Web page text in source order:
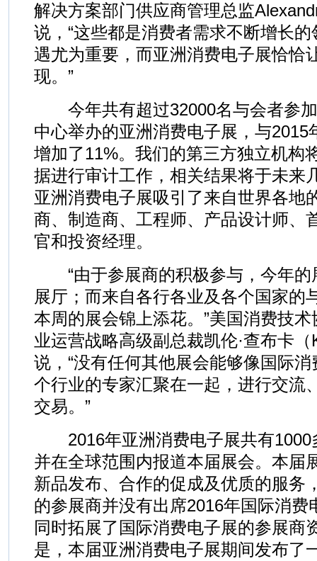
解决方案部门供应商管理总监
说，“这些都是消费者需求不断增长
遇尤为重要，而亚洲消费电子展恰恰
现。”
今年共有超过32000名与会者参加
中心举办的亚洲消费电子展，与2015
增加了11%。我们的第三方独立机构
据进行审计工作，相关结果将于未来
亚洲消费电子展吸引了来自世界各地
商、制造商、工程师、产品设计师、
官和投资经理。
“由于参展商的积极参与，今年的
展厅；而来自各行各业及各个国家的
本周的展会锦上添花。”美国消费技
业运营战略高级副总裁凯伦·查布卡
说，“没有任何其他展会能够像国际
个行业的专家汇聚在一起，进行交流
交易。”
2016年亚洲消费电子展共有1000
并在全球范围内报道本届展会。本届
新品发布、合作的促成及优质的服务
的参展商并没有出席2016年国际消费
同时拓展了国际消费电子展的参展商
是，本届亚洲消费电子展期间发布了